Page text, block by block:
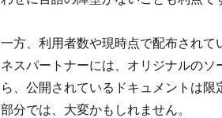
一方、利用者数や現時点で配布され
ネスパートナーには、オリジナルの
ら、公開されているドキュメントは
部分では、大変かもしれません。